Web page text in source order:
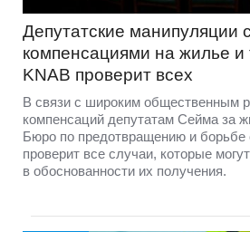
Депутатские манипуляции с
компенсациями на жилье и
KNAB проверит всех
В связи с широким общественным
компенсаций депутатам Сейма за
Бюро по предотвращению и борьбе
проверит все случаи, которые
в обоснованности их получения.